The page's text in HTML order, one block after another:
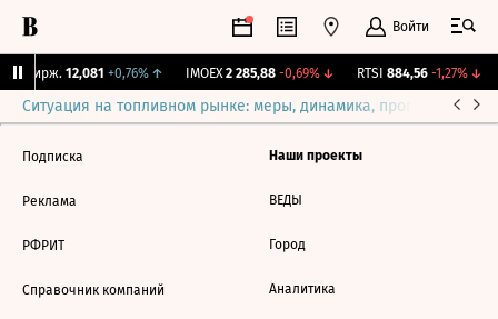
Войти
Бирж. 12,081 +0,76%↑ IMOEX 2 285,88 -0,69%↓ RTSI 884,56 -1,27%↓
Ситуация на топливном рынке: меры, динамика, прогнозы
Подписка
Реклама
РФРИТ
Справочник компаний
Наши проекты
ВЕДЫ
Город
Аналитика